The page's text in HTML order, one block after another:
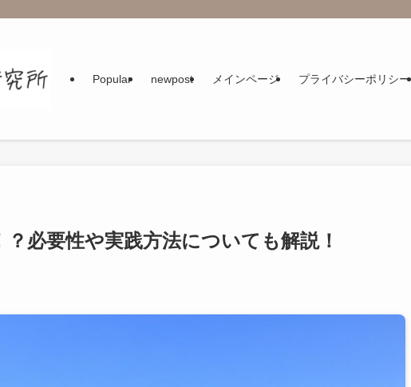
Popular newpost メインページ プライバシーポリシー
必要性や実践方法についても解説！